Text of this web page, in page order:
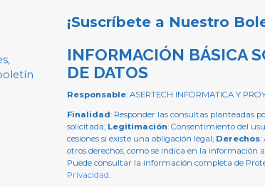
¡Suscríbete a Nuestro
INFORMACIÓN BÁSICA
DE DATOS
Responsable: ASERTECH INFORMATICA Y
Finalidad: Responder las consultas planteadas
solicitada; Legitimación: Consentimiento del
cesiones si existe una obligación legal; Derechos:
otros derechos, como se indica en la información
Puede consultar la información completa de
Privacidad.